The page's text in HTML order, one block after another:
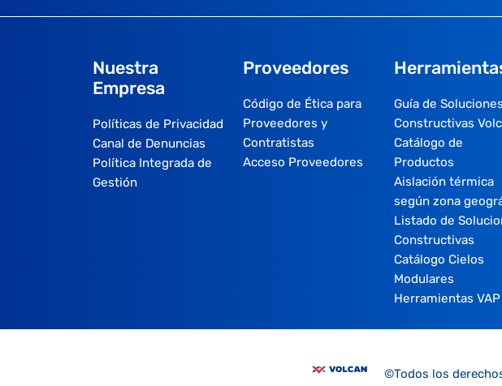
Nuestra
Empresa
Políticas de Privacidad
Canal de Denuncias
Política Integrada de
Gestión
Proveedores
Código de Ética para
Proveedores y
Contratistas
Acceso Proveedores
Guía de Soluciones
Constructivas
Catálogo de
Productos
Aislación térmica
según zona
Listado de
Constructivas
Catálogo Cielos
Modulares
Herramientas VAP
©Todos los